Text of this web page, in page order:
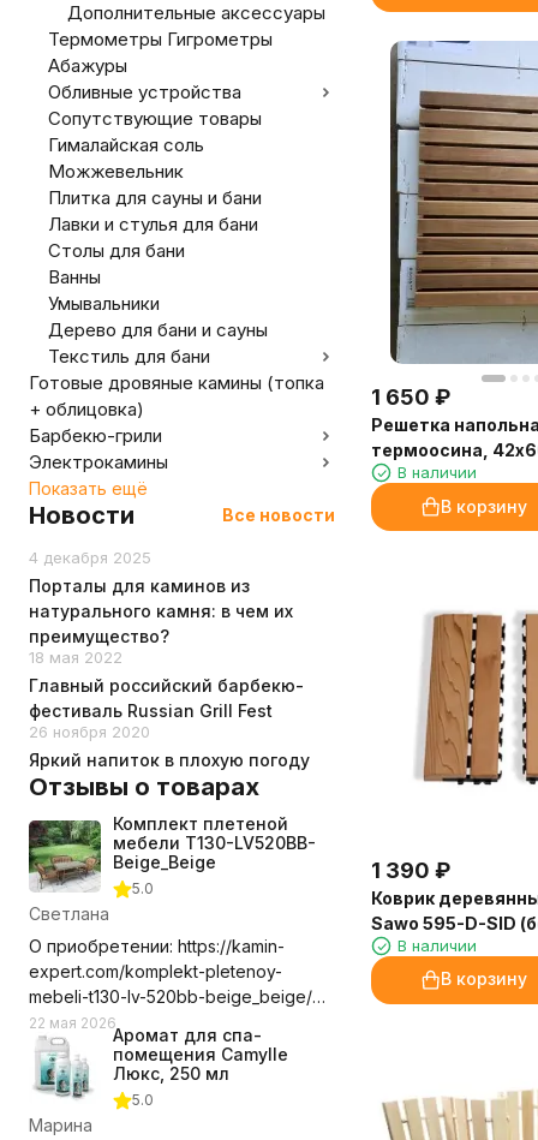
1 650 ₽
Решетка
термоосина,
В наличии
В корзину
1 390 ₽
Коврик
Sawo 595-D-SID
В наличии
В корзину
Дополнительные аксессуары
Термометры Гигрометры
Абажуры
Обливные устройства
Сопутствующие товары
Гималайская соль
Можжевельник
Плитка для сауны и бани
Лавки и стулья для бани
Столы для бани
Ванны
Умывальники
Дерево для бани и сауны
Текстиль для бани
Готовые дровяные камины (топка
+ облицовка)
Барбекю-грили
Электрокамины
Показать ещё
Новости Все новости
4 декабря 2025
Порталы для каминов из
натурального камня: в чем их
преимущество?
18 мая 2022
Главный российский барбекю-
фестиваль Russian Grill Fest
26 ноября 2020
Яркий напиток в плохую погоду
Отзывы о товарах
Комплект плетеной
мебели T130-LV520BB-
Beige_Beige
5.0
Светлана
О приобретении: https://kamin-
expert.com/komplekt-pletenoy-
mebeli-t130-lv-520bb-beige_beige/
Долго выбирала где приобрести
этот комплект мебели, сравнивала
цены с учетом доставки. Выбор
компании оказался правильным.
Доставили в срок, удобное для нас
22 мая 2026
Аромат для спа-
помещения Camylle
Люкс, 250 мл
5.0
Марина